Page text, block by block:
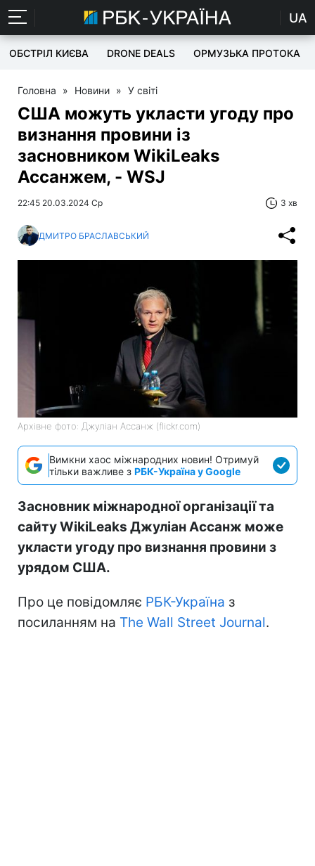
UA
ОБСТРІЛ КИЄВА DRONE DEALS ОРМУЗЬКА ПРОТОКА
Головна » Новини » У світі
США можуть укласти угоду про
визнання провини із
засновником WikiLeaks
Ассанжем, - WSJ
22:45 20.03.2024 Ср 3 хв
ДМИТРО БРАСЛАВСЬКИЙ
Архівне фото: Джуліан Ассанж (flickr.com)
Вимкни хаос міжнародних новин! Отримуй
тільки важливе з РБК-Україна у Google
Засновник міжнародної організації та
сайту WikiLeaks Джуліан Ассанж може
укласти угоду про визнання провини з
урядом США.
Про це повідомляє РБК-Україна з
посиланням на The Wall Street Journal.